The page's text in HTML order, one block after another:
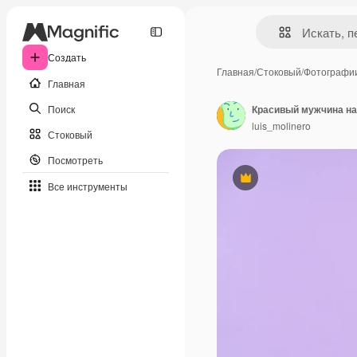
Создать
Главная
Поиск
Стоковый
Посмотреть
Все инструменты
Главная/Стоковый/
Премиум
Красивый мужчина
luis_molinero